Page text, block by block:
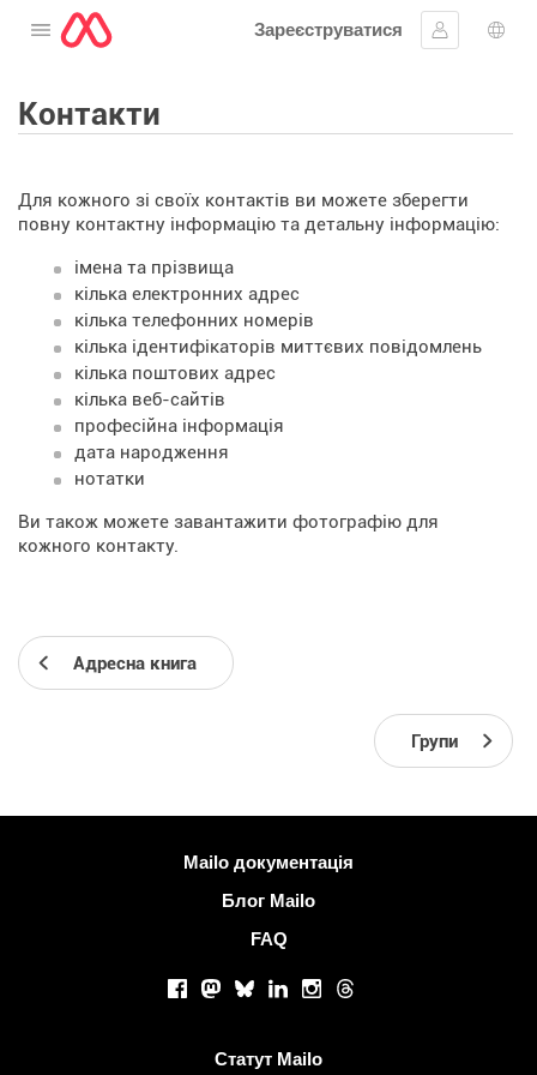
Відкрити меню
Зареєструватися
Увійти
Контакти
Для кожного зі своїх контактів ви можете зберегти
повну контактну інформацію та детальну інформацію:
імена та прізвища
кілька електронних адрес
кілька телефонних номерів
кілька ідентифікаторів миттєвих повідомлень
кілька поштових адрес
кілька веб-сайтів
професійна інформація
дата народження
нотатки
Ви також можете завантажити фотографію для
кожного контакту.
Адресна книга
Групи
Mailo документація
Блог Mailo
FAQ
Facebook
Mastodon
BlueskyLinkedInInstagram
Threads
Статут Mailo